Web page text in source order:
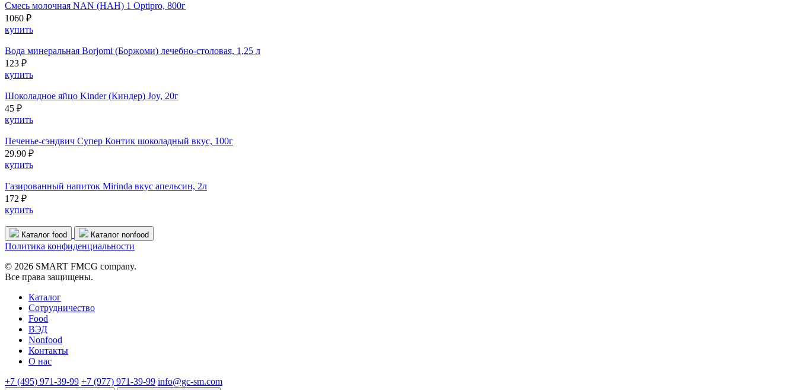
Смесь молочная NAN (НАН) 1 Optipro, 800г
1060 ₽
купить
Вода минеральная Borjomi (Боржоми) лечебно-столовая, 1,25 л
123 ₽
купить
Шоколадное яйцо Kinder (Киндер) Joy, 20г
45 ₽
купить
Печенье-сэндвич Супер Контик шоколадный вкус, 100г
29.90 ₽
купить
Газированный напиток Mirinda вкус апельсин, 2л
172 ₽
купить
Каталог food Каталог nonfood
Политика конфиденциальности
© 2026 SMART FMCG company.
Все права защищены.
Каталог
Cотрудничество
Food
ВЭД
Nonfood
Контакты
О нас
+7 (495) 971-39-99 +7 (977) 971-39-99 info@gc-sm.com